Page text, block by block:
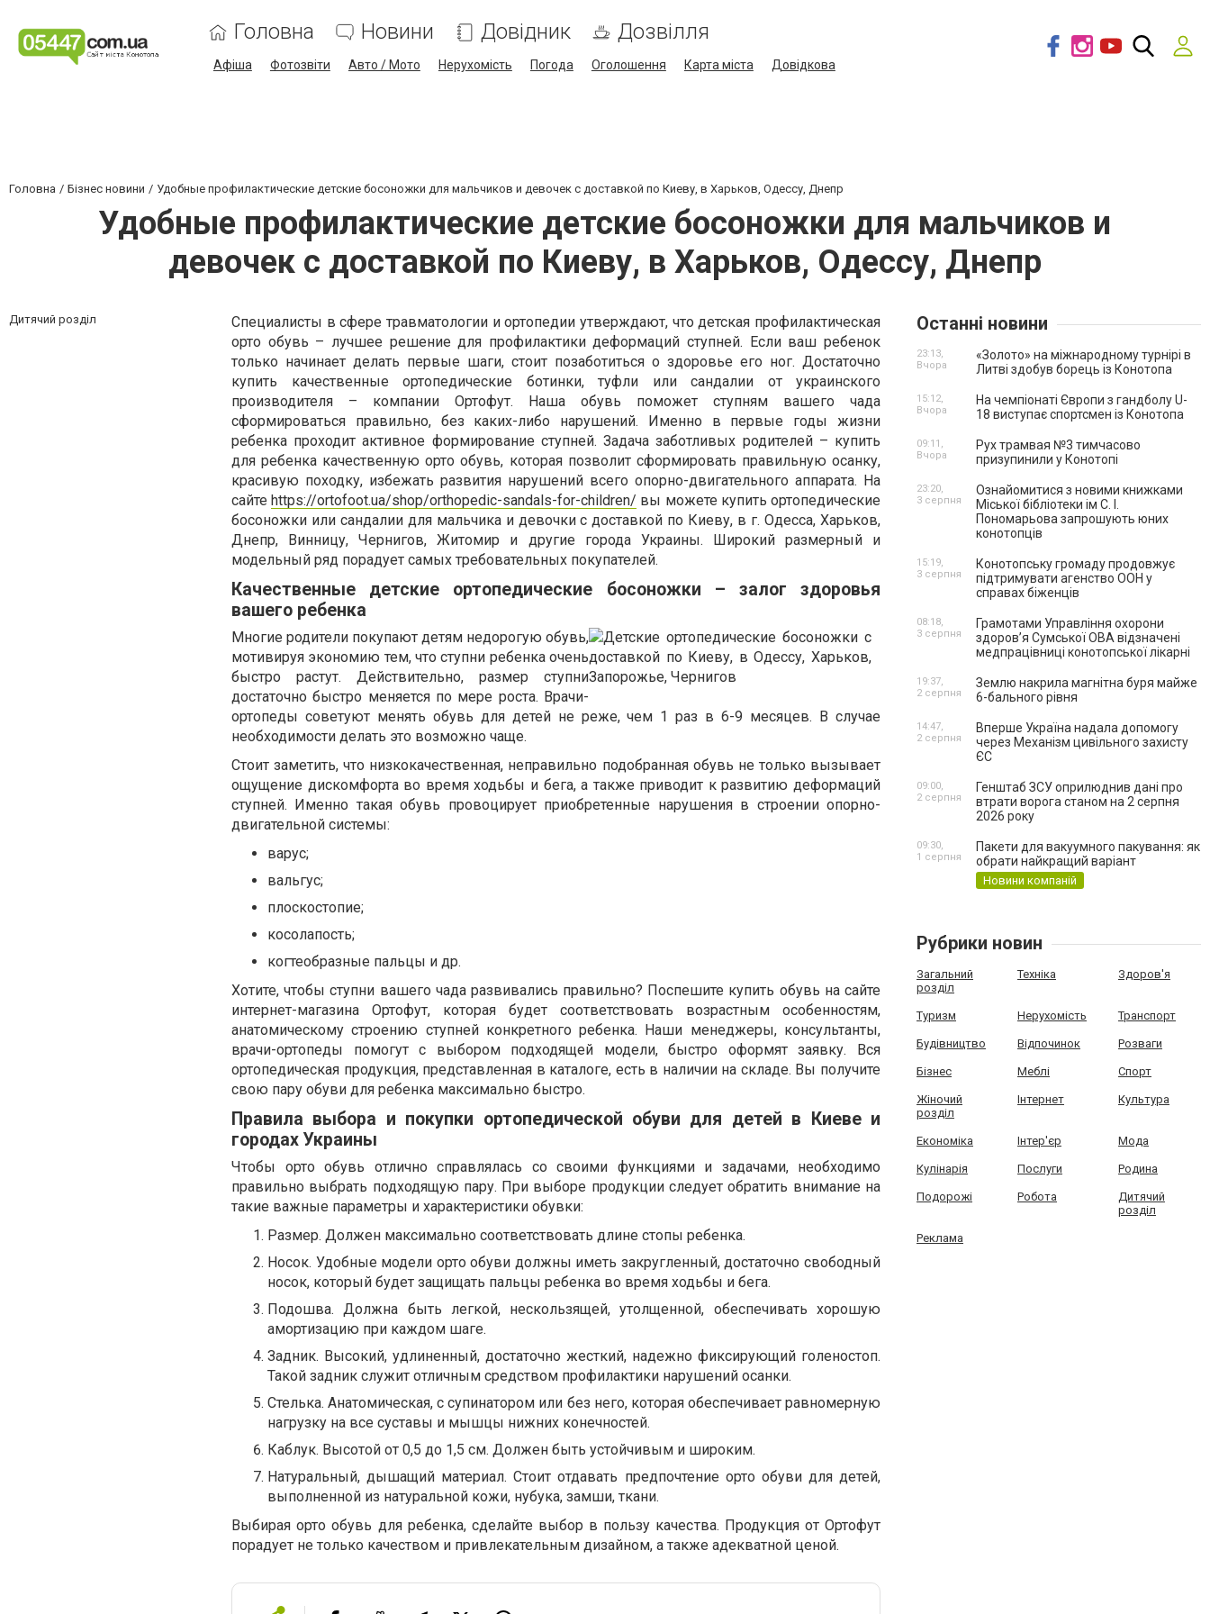
Головна Новини Довідник Дозвілля
Афіша Фотозвіти Авто / Мото Нерухомість Погода Оголошення Карта міста Довідкова
Головна Бізнес новини Удобные профилактические детские босоножки для мальчиков и девочек с доставкой по Киеву, в Харьков, Одессу, Днепр
Удобные профилактические детские босоножки для мальчиков и
девочек с доставкой по Киеву, в Харьков, Одессу, Днепр
Дитячий розділ
Специалисты в сфере травматологии и ортопедии утверждают, что детская профилактическая
орто обувь – лучшее решение для профилактики деформаций ступней. Если ваш ребенок
только начинает делать первые шаги, стоит позаботиться о здоровье его ног. Достаточно
купить качественные ортопедические ботинки, туфли или сандалии от украинского
производителя – компании Ортофут. Наша обувь поможет ступням вашего чада
сформироваться правильно, без каких-либо нарушений. Именно в первые годы жизни
ребенка проходит активное формирование ступней. Задача заботливых родителей – купить
для ребенка качественную орто обувь, которая позволит сформировать правильную осанку,
красивую походку, избежать развития нарушений всего опорно-двигательного аппарата. На
сайтеhttps://ortofoot.ua/shop/orthopedic-sandals-for-children/ вы можете купить ортопедические
босоножки или сандалии для мальчика и девочки с доставкой по Киеву, в г. Одесса, Харьков,
Днепр, Винницу, Чернигов, Житомир и другие города Украины. Широкий размерный и
модельный ряд порадует самых требовательных покупателей.
Качественные детские ортопедические босоножки – залог здоровья
вашего ребенка
Многие родители покупают детям недорогую обувь,
мотивируя экономию тем, что ступни ребенка очень
быстро растут. Действительно, размер ступни
достаточно быстро меняется по мере роста. Врачи-
ортопеды советуют менять обувь для детей не реже, чем 1 раз в 6-9 месяцев. В случае
необходимости делать это возможно чаще.
Стоит заметить, что низкокачественная, неправильно подобранная обувь не только вызывает
ощущение дискомфорта во время ходьбы и бега, а также приводит к развитию деформаций
ступней. Именно такая обувь провоцирует приобретенные нарушения в строении опорно-
двигательной системы:
варус;
вальгус;
плоскостопие;
косолапость;
когтеобразные пальцы и др.
Хотите, чтобы ступни вашего чада развивались правильно? Поспешите купить обувь на сайте
интернет-магазина Ортофут, которая будет соответствовать возрастным особенностям,
анатомическому строению ступней конкретного ребенка. Наши менеджеры, консультанты,
врачи-ортопеды помогут с выбором подходящей модели, быстро оформят заявку. Вся
ортопедическая продукция, представленная в каталоге, есть в наличии на складе. Вы получите
свою пару обуви для ребенка максимально быстро.
Правила выбора и покупки ортопедической обуви для детей в Киеве и
городах Украины
Чтобы орто обувь отлично справлялась со своими функциями и задачами, необходимо
правильно выбрать подходящую пару. При выборе продукции следует обратить внимание на
такие важные параметры и характеристики обувки:
Размер. Должен максимально соответствовать длине стопы ребенка.
Носок. Удобные модели орто обуви должны иметь закругленный, достаточно свободный
носок, который будет защищать пальцы ребенка во время ходьбы и бега.
Подошва. Должна быть легкой, нескользящей, утолщенной, обеспечивать хорошую
амортизацию при каждом шаге.
Задник. Высокий, удлиненный, достаточно жесткий, надежно фиксирующий голеностоп.
Такой задник служит отличным средством профилактики нарушений осанки.
Стелька. Анатомическая, с супинатором или без него, которая обеспечивает равномерную
нагрузку на все суставы и мышцы нижних конечностей.
Каблук. Высотой от 0,5 до 1,5 см. Должен быть устойчивым и широким.
Натуральный, дышащий материал. Стоит отдавать предпочтение орто обуви для детей,
выполненной из натуральной кожи, нубука, замши, ткани.
Выбирая орто обувь для ребенка, сделайте выбор в пользу качества. Продукция от Ортофут
порадует не только качеством и привлекательным дизайном, а также адекватной ценой.
Останні новини
«Золото» на міжнародному турнірі в
Литві здобув борець із Конотопа
23:13,
Вчора
На чемпіонаті Європи з гандболу U-
18 виступає спортсмен із Конотопа
15:12,
Вчора
Рух трамвая №3 тимчасово
призупинили у Конотопі
09:11,
Вчора
Ознайомитися з новими книжками
Міської бібліотеки ім С. І.
Пономарьова запрошують юних
конотопців
23:20,
3 серпня
Конотопську громаду продовжує
підтримувати агенство ООН у
справах біженців
15:19,
3 серпня
Грамотами Управління охорони
здоров’я Сумської ОВА відзначені
медпрацівниці конотопської лікарні
08:18,
3 серпня
Землю накрила магнітна буря майже
6-бального рівня
19:37,
2 серпня
Вперше Україна надала допомогу
через Механізм цивільного захисту
ЄС
14:47,
2 серпня
Генштаб ЗСУ оприлюднив дані про
втрати ворога станом на 2 серпня
2026 року
09:00,
2 серпня
Пакети для вакуумного пакування: як
обрати найкращий варіант
Новини компаній
09:30,
1 серпня
Рубрики новин
Загальний
розділ
Техніка Здоров'я
Туризм Нерухомість Транспорт
Будівництво Відпочинок Розваги
Бізнес Меблі Спорт
Жіночий
розділ
Інтернет Культура
Економіка Інтер'єр Мода
Кулінарія Послуги Родина
Подорожі Робота
Дитячий
розділ
Реклама